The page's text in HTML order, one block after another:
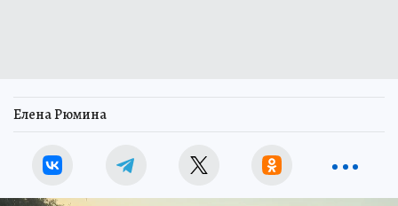
Елена Рюмина